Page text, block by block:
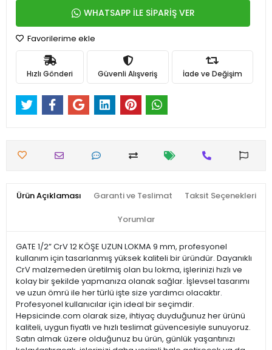
WHATSAPP İLE SİPARİŞ VER
Favorilerime ekle
Hızlı Gönderi Güvenli Alışveriş İade ve Değişim
Ürün Açıklaması Garanti ve Teslimat Taksit Seçenekleri
Yorumlar
GATE 1/2” CrV 12 KÖŞE UZUN LOKMA 9 mm, profesyonel
kullanım için tasarlanmış yüksek kaliteli bir üründür. Dayanıklı
CrV malzemeden üretilmiş olan bu lokma, işlerinizi hızlı ve
kolay bir şekilde yapmanıza olanak sağlar. İşlevsel tasarımı
ve uzun ömrü ile her türlü işte size yardımcı olacaktır.
Profesyonel kullanıcılar için ideal bir seçimdir.
Hepsicinde.com olarak size, ihtiyaç duyduğunuz her ürünü
kaliteli, uygun fiyatlı ve hızlı teslimat güvencesiyle sunuyoruz.
Satın almak üzere olduğunuz bu ürün, günlük yaşantınızı